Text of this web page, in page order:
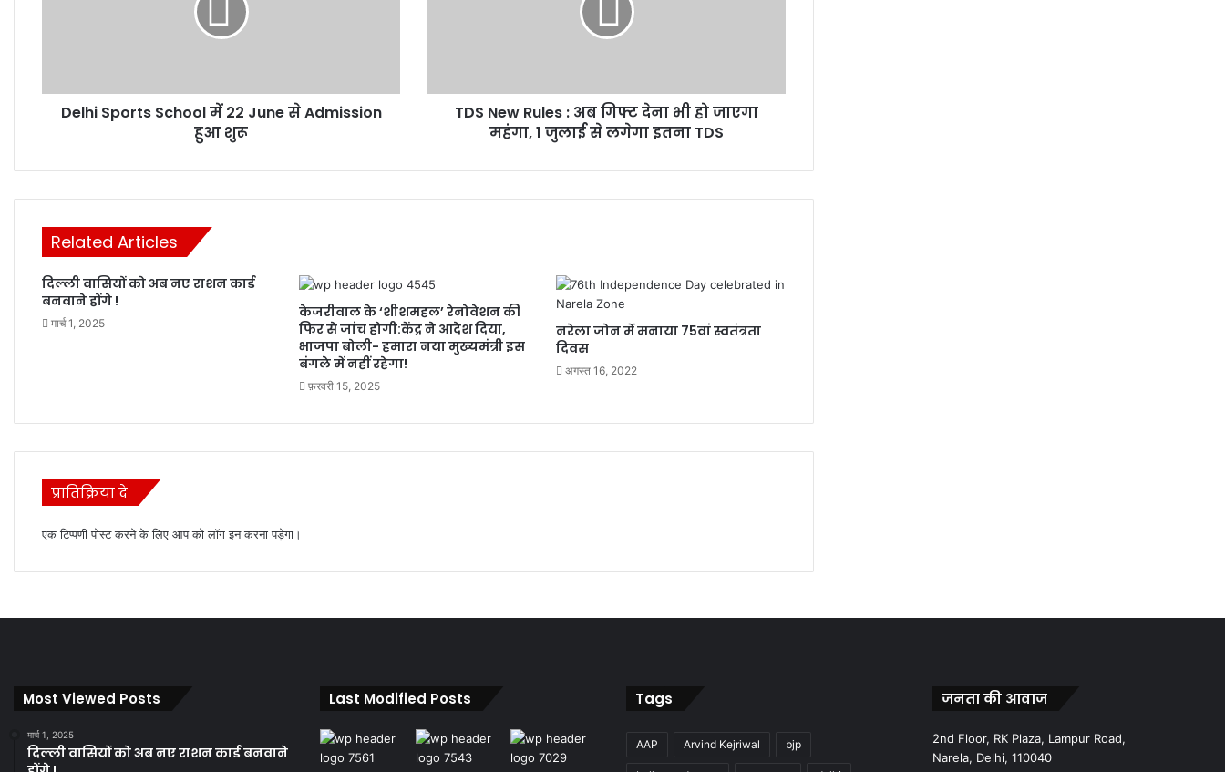
हुआ
Delhi Sports School में 22 June से Admission
हुआ शुरू
हो
जुलाई
TDS New Rules : अब गिफ्ट देना भी हो जाएगा
महंगा, 1 जुलाई से लगेगा इतना TDS
Related Articles
दिल्ली वासियों को अब नए राशन कार्ड
बनवाने होंगे !
मार्च 1, 2025
केजरीवाल के ‘शीशमहल’ रेनोवेशन की
फिर से जांच होगी:केंद्र ने आदेश दिया,
भाजपा बोली- हमारा नया मुख्यमंत्री इस
बंगले में नहीं रहेगा!
फ़रवरी 15, 2025
नरेला जोन में मनाया 75वां स्वतंत्रता
दिवस
अगस्त 16, 2022
प्रातिक्रिया दे
एक टिप्पणी पोस्ट करने के लिए आप कोलॉग इनकरना पड़ेगा।
Most Viewed Posts
मार्च 1, 2025
दिल्ली वासियों को अब नए राशन कार्ड बनवाने
Last Modified Posts Tags
AAP Arvind Kejriwal bjp
जनता की आवाज
2nd Floor, RK Plaza, Lampur Road,
Narela, Delhi, 110040